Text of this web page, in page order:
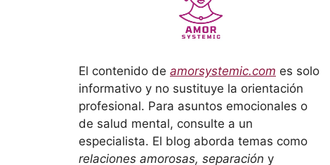
El contenido de amorsystemic.com es solo
informativo y no sustituye la orientación
profesional. Para asuntos emocionales o
de salud mental, consulte a un
especialista. El blog aborda temas como
relaciones amorosas, separación y